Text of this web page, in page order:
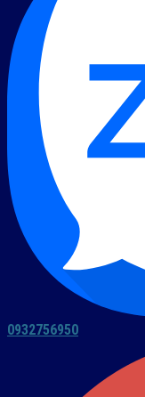
0932756950